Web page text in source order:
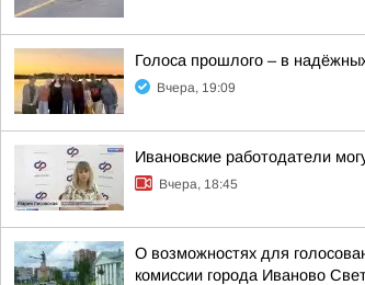
Голоса прошлого – в
Вчера, 19:09
Ивановские работодатели
Вчера, 18:45
О возможностях для
комиссии города Иваново